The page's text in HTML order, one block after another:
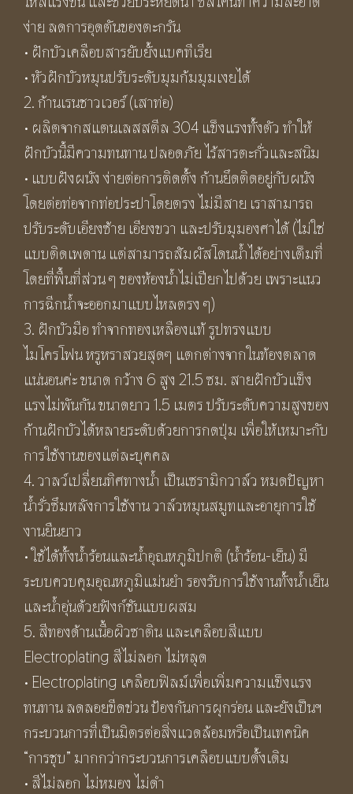
ง่าย ลดการอุดตันของตะกรัน
• ฝักบัวเคลือบสารยับยั้งแบคทีเรีย
• หัวฝักบัวหมุนปรับระดับมุมก้มมุมเงยได้
2. ก้านเรนชาวเวอร์ (เสาท่อ)
• ผลิตจากสแตนเลสสตีล 304 แข็งแรงทั้งตัว ทำให้
ฝักบัวนี้มีความทนทาน ปลอดภัย ไร้สารตะกั่วและสนิม
• แบบฝังผนัง ง่ายต่อการติดตั้ง ก้านยึดติดอยู่กับผนัง
โดยต่อท่อจากท่อประปาโดยตรง ไม่มีสาย เราสามารถ
ปรับระดับเอียงซ้าย เอียงขวา และปรับมุมองศาได้ (ไม่ใช่
แบบติดเพดาน แต่สามารถสัมผัสโดนน้ำได้อย่างเต็มที่
โดยที่พื้นที่ส่วน ๆ ของห้องน้ำไม่เปียกไปด้วย เพราะแนว
การฉีกน้ำจะออกมาแบบไหลตรง ๆ)
3. ฝักบัวมือ ทำจากทองเหลืองแท้ รูปทรงแบบ
ไมโครโฟน หรูหราสวยสุดๆ แตกต่างจากในท้องตลาด
แน่นอนค่ะ ขนาด กว้าง 6 สูง 21.5 ซม. สายฝักบัวแข็ง
แรงไม่พันกัน ขนาดยาว 1.5 เมตร ปรับระดับความสูงของ
ก้านฝักบัวได้หลายระดับด้วยการกดปุ่ม เพื่อให้เหมาะกับ
การใช้งานของแต่ละบุคคล
4. วาลว์เปลี่ยนทิศทางน้ำ เป็นเซรามิกวาล์ว หมดปัญหา
น้ำรั่วซึมหลังการใช้งาน วาล์วหมุนสมูทและอายุการใช้
งานยืนยาว
• ใช้ได้ทั้งน้ำร้อนและน้ำอุณหภูมิปกติ (น้ำร้อน-เย็น) มี
ระบบควบคุมอุณหภูมิแม่นยำ รองรับการใช้งานทั้งน้ำเย็น
และน้ำอุ่นด้วยฟังก์ชันแบบผสม
5. สีทองด้านเนื้อผิวซาติน และเคลือบสีแบบ
Electroplating สีไม่ลอก ไม่หลุด
• Electroplating เคลือบฟิลม์เพื่อเพิ่มความแข็งแรง
ทนทาน ลดลอยขีดข่วน ป้องกันการผุกร่อน และยังเป็นฯ
กระบวนการที่เป็นมิตรต่อสิ่งแวดล้อมหรือเป็นเทคนิค
“การชุบ” มากกว่ากระบวนการเคลือบแบบดั้งเดิม
• สีไม่ลอก ไม่หมอง ไม่ดำ